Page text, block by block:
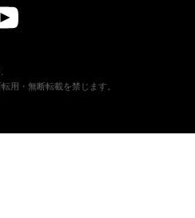
用・無断転載を禁じます。